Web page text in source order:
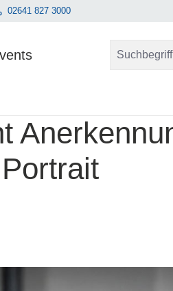
02641 827 3000